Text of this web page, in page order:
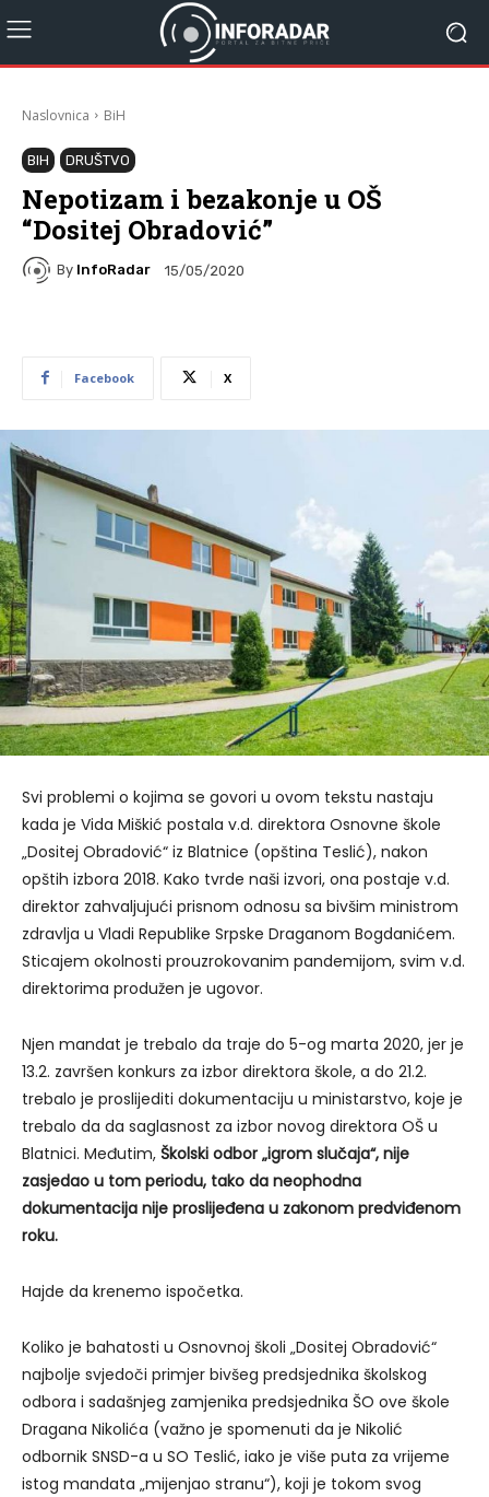
Naslovnica BiH
BIH DRUŠTVO
Nepotizam i bezakonje u OŠ
“Dositej Obradović”
By InfoRadar 15/05/2020
Facebook X
Svi problemi o kojima se govori u ovom tekstu nastaju
kada je Vida Miškić postala v.d. direktora Osnovne škole
„Dositej Obradović“ iz Blatnice (opština Teslić), nakon
opštih izbora 2018. Kako tvrde naši izvori, ona postaje v.d.
direktor zahvaljujući prisnom odnosu sa bivšim ministrom
zdravlja u Vladi Republike Srpske Draganom Bogdanićem.
Sticajem okolnosti prouzrokovanim pandemijom, svim v.d.
direktorima produžen je ugovor.
Njen mandat je trebalo da traje do 5-og marta 2020, jer je
13.2. završen konkurs za izbor direktora škole, a do 21.2.
trebalo je proslijediti dokumentaciju u ministarstvo, koje je
trebalo da da saglasnost za izbor novog direktora OŠ u
Blatnici. Međutim, Školski odbor „igrom slučaja“, nije
zasjedao u tom periodu, tako da neophodna
dokumentacija nije proslijeđena u zakonom predviđenom
roku.
Hajde da krenemo ispočetka.
Koliko je bahatosti u Osnovnoj školi „Dositej Obradović“
najbolje svjedoči primjer bivšeg predsjednika školskog
odbora i sadašnjeg zamjenika predsjednika ŠO ove škole
Dragana Nikolića (važno je spomenuti da je Nikolić
odbornik SNSD-a u SO Teslić, iako je više puta za vrijeme
istog mandata „mijenjao stranu“), koji je tokom svog